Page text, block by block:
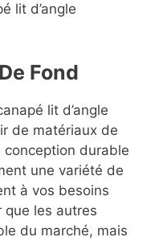
lit d’angle
Fond
lit d’angle
de matériaux de
conception durable
une variété de
à vos besoins
que les autres
du marché, mais